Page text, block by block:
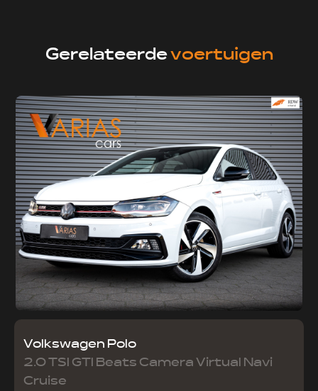
Gerelateerdevoertuigen
Volkswagen Polo
2.0 TSI GTI Beats Camera Virtual Navi
Cruise